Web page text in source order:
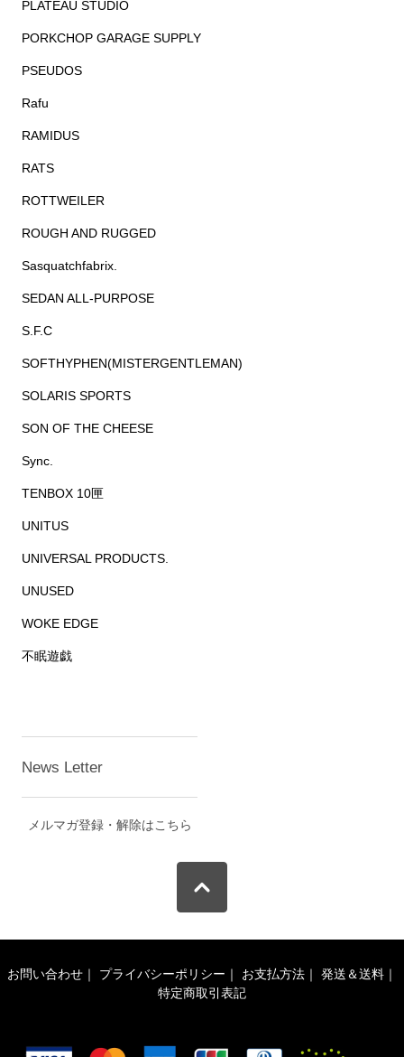
PLATEAU STUDIO
PORKCHOP GARAGE SUPPLY
PSEUDOS
Rafu
RAMIDUS
RATS
ROTTWEILER
ROUGH AND RUGGED
Sasquatchfabrix.
SEDAN ALL-PURPOSE
S.F.C
SOFTHYPHEN(MISTERGENTLEMAN)
SOLARIS SPORTS
SON OF THE CHEESE
Sync.
TENBOX 10匣
UNITUS
UNIVERSAL PRODUCTS.
UNUSED
WOKE EDGE
不眠遊戯
News Letter
メルマガ登録・解除はこちら
お問い合わせ ｜ プライバシーポリシー ｜ お支払方法 ｜ 発送＆送料 ｜
特定商取引表記